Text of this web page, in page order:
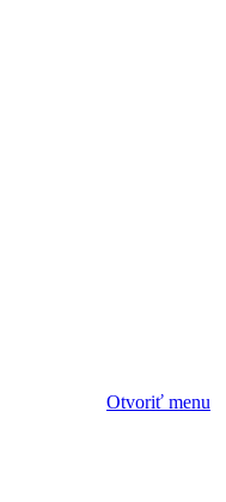
Otvoriť menu